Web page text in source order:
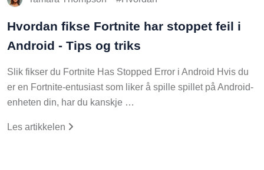
Hvordan fikse Fortnite har stoppet feil i
Android - Tips og triks
Slik fikser du Fortnite Has Stopped Error i Android Hvis du
er en Fortnite-entusiast som liker å spille spillet på Android-
enheten din, har du kanskje …
Les artikkelen